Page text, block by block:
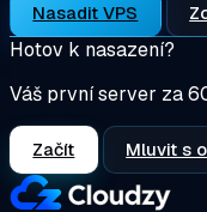
Nasadit VPS
Hotov k nasazení?
Váš první server za
Začít Mluvit s